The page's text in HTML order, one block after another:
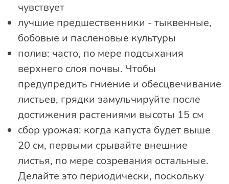
чувствует
лучшие предшественники - тыквенные,
бобовые и пасленовые культуры
полив: часто, по мере подсыхания
верхнего слоя почвы. Чтобы
предупредить гниение и обесцвечивание
листьев, грядки замульчируйте после
достижения растениями высоты 15 см
сбор урожая: когда капуста будет выше
20 см, первыми срывайте внешние
листья, по мере созревания остальные.
Делайте это периодически, поскольку